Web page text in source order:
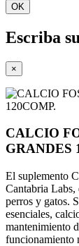
OK
Escriba
×
CALCIO
GRANDES
El suplemento
Cantabria Labs,
perros y gatos.
esenciales,
mantenimiento
funcionamiento